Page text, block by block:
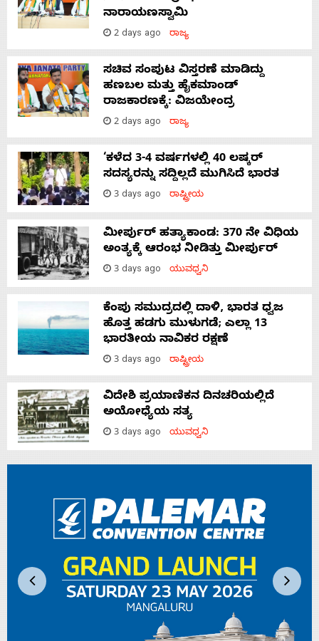
ನಾರಾಯಣಸ್ವಾಮಿ
2 days ago ರಾಜ್ಯ
ಸಚಿವ ಸಂಪುಟ ವಿಸ್ತರಣೆ ಮಾಡಿದ್ದು
ಹಣಬಲ ಮತ್ತು ಹೈಕಮಾಂಡ್
ರಾಜಕಾರಣಕ್ಕೆ: ವಿಜಯೇಂದ್ರ
2 days ago ರಾಜ್ಯ
‘ಕಳೆದ 3-4 ವರ್ಷಗಳಲ್ಲಿ 40 ಲಷ್ಕರ್
ಸದಸ್ಯರನ್ನು ಸದ್ದಿಲ್ಲದೆ ಮುಗಿಸಿದೆ ಭಾರತ
3 days ago ರಾಷ್ಟ್ರೀಯ
ಮೀರ್ಪುರ್ ಹತ್ಯಾಕಾಂಡ: 370 ನೇ ವಿಧಿಯ
ಅಂತ್ಯಕ್ಕೆ ಆರಂಭ ನೀಡಿತ್ತು ಮೀರ್ಪುರ್
3 days ago ಯುವಧ್ವನಿ
ಕೆಂಪು ಸಮುದ್ರದಲ್ಲಿ ದಾಳಿ, ಭಾರತ ಧ್ವಜ
ಹೊತ್ತ ಹಡಗು ಮುಳುಗಡೆ; ಎಲ್ಲಾ 13
ಭಾರತೀಯ ನಾವಿಕರ ರಕ್ಷಣೆ
3 days ago ರಾಷ್ಟ್ರೀಯ
ವಿದೇಶಿ ಪ್ರಯಾಣಿಕನ ದಿನಚರಿಯಲ್ಲಿದೆ
ಅಯೋಧ್ಯೆಯ ಸತ್ಯ
3 days ago ಯುವಧ್ವನಿ